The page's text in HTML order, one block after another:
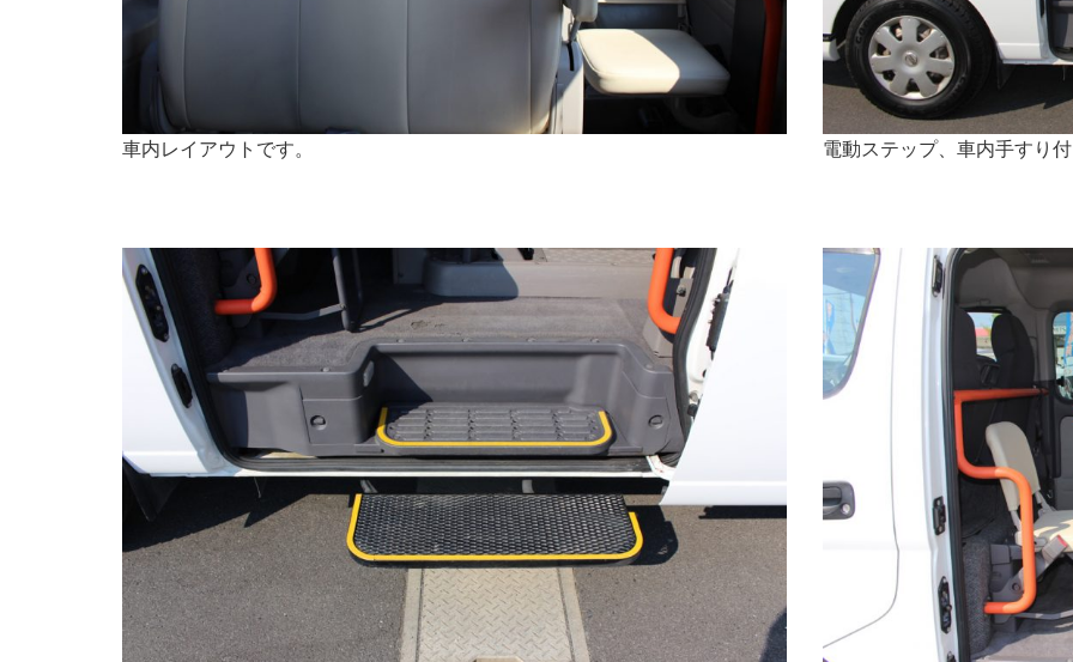
車内レイアウトです。 電動ステップ、車内手すり